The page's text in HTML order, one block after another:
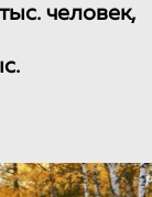
человек,